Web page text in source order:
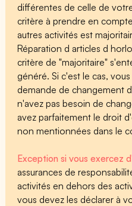
différentes de celle de
critère à prendre en
autres activités est
Réparation d articles d
critère de "majoritaire"
généré. Si c'est le cas,
demande de changement
n'avez pas besoin de
avez parfaitement le droit
non mentionnées dans le
Exception si vous exercez
assurances de
activités en dehors des
vous devez les déclarer à